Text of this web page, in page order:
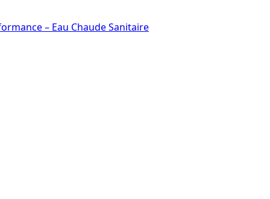
– Eau Chaude Sanitaire